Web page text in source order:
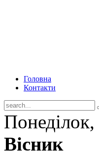
Головна
Контакти
Вісник